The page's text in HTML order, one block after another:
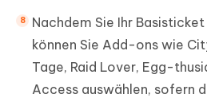
Nachdem Sie Ihr
können Sie Add-ons wie
Tage, Raid Lover, Egg-
Access auswählen, sofern